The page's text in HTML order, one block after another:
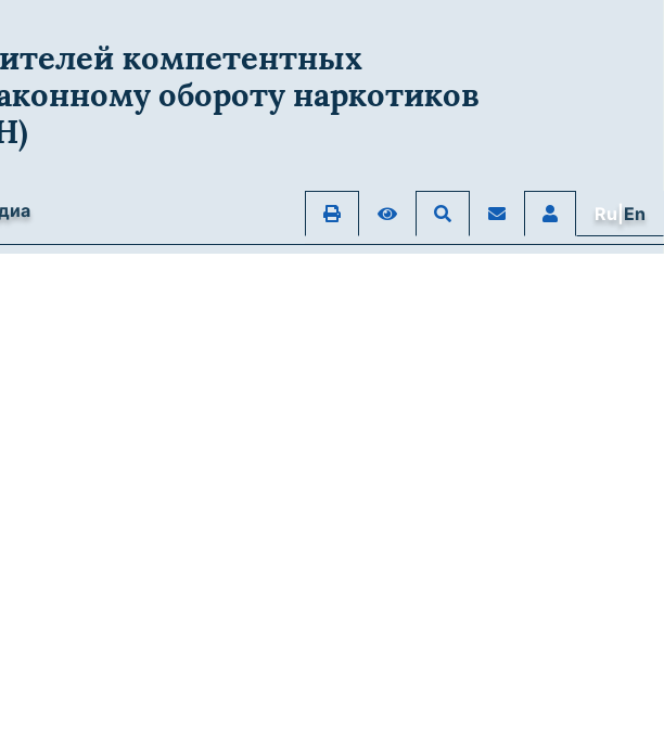
компетентных
обороту наркотиков
Ru|En